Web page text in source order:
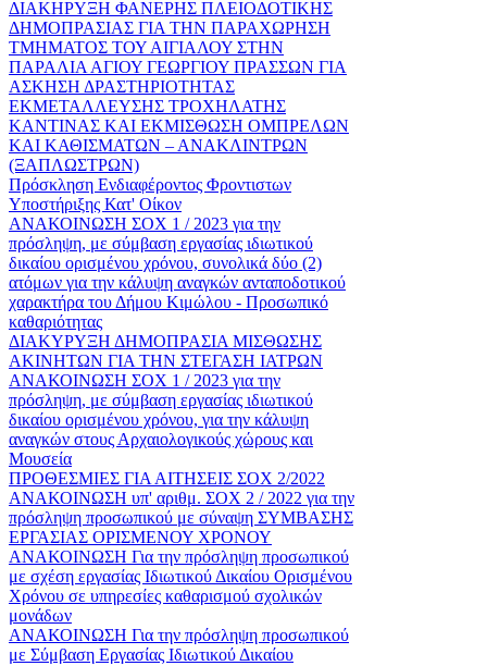
ΔΙΑΚΗΡΥΞΗ ΦΑΝΕΡΗΣ ΠΛΕΙΟΔΟΤΙΚΗΣ
ΔΗΜΟΠΡΑΣΙΑΣ ΓΙΑ ΤΗΝ ΠΑΡΑΧΩΡΗΣΗ
ΤΜΗΜΑΤΟΣ ΤΟΥ ΑΙΓΙΑΛΟΥ ΣΤΗΝ
ΠΑΡΑΛΙΑ ΑΓΙΟΥ ΓΕΩΡΓΙΟΥ ΠΡΑΣΣΩΝ ΓΙΑ
ΑΣΚΗΣΗ ΔΡΑΣΤΗΡΙΟΤΗΤΑΣ
ΕΚΜΕΤΑΛΛΕΥΣΗΣ ΤΡΟΧΗΛΑΤΗΣ
ΚΑΝΤΙΝΑΣ ΚΑΙ ΕΚΜΙΣΘΩΣΗ ΟΜΠΡΕΛΩΝ
ΚΑΙ ΚΑΘΙΣΜΑΤΩΝ – ΑΝΑΚΛΙΝΤΡΩΝ
(ΞΑΠΛΩΣΤΡΩΝ)
Πρόσκληση Ενδιαφέροντος Φροντιστων
Υποστήριξης Κατ' Οίκον
ΑΝΑΚΟΙΝΩΣΗ ΣΟΧ 1 / 2023 για την
πρόσληψη, με σύμβαση εργασίας ιδιωτικού
δικαίου ορισμένου χρόνου, συνολικά δύο (2)
ατόμων για την κάλυψη αναγκών ανταποδοτικού
χαρακτήρα του Δήμου Κιμώλου - Προσωπικό
καθαριότητας
ΔΙΑΚΥΡΥΞΗ ΔΗΜΟΠΡΑΣΙΑ ΜΙΣΘΩΣΗΣ
ΑΚΙΝΗΤΩΝ ΓΙΑ ΤΗΝ ΣΤΕΓΑΣΗ ΙΑΤΡΩΝ
ΑΝΑΚΟΙΝΩΣΗ ΣΟΧ 1 / 2023 για την
πρόσληψη, με σύμβαση εργασίας ιδιωτικού
δικαίου ορισμένου χρόνου, για την κάλυψη
αναγκών στους Αρχαιολογικούς χώρους και
Μουσεία
ΠΡΟΘΕΣΜΙΕΣ ΓΙΑ ΑΙΤΗΣΕΙΣ ΣΟΧ 2/2022
ΑΝΑΚΟΙΝΩΣΗ υπ' αριθμ. ΣΟΧ 2 / 2022 για την
πρόσληψη προσωπικού με σύναψη ΣΥΜΒΑΣΗΣ
ΕΡΓΑΣΙΑΣ ΟΡΙΣΜΕΝΟΥ ΧΡΟΝΟΥ
ΑΝΑΚΟΙΝΩΣΗ Για την πρόσληψη προσωπικού
με σχέση εργασίας Ιδιωτικού Δικαίου Ορισμένου
Χρόνου σε υπηρεσίες καθαρισμού σχολικών
μονάδων
ΑΝΑΚΟΙΝΩΣΗ Για την πρόσληψη προσωπικού
με Σύμβαση Εργασίας Ιδιωτικού Δικαίου